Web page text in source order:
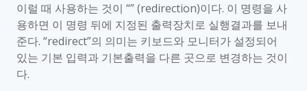
_
K
o
r
이럴 때 사용하는 것이 “” (redirection)이다. 이 명령을 사
용하면 이 명령 뒤에 지정된 출력장치로 실행결과를 보내
준다. “redirect”의 의미는 키보드와 모니터가 설정되어
있는 기본 입력과 기본출력을 다른 곳으로 변경하는 것이
다.